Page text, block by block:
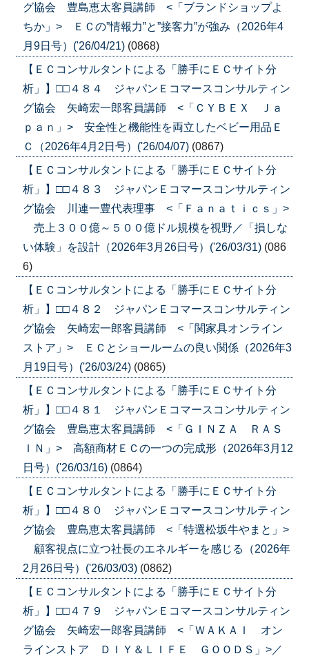
グ協会 豊島恵太客員講師 <「ブランドショップよ
ちか」> ＥＣの”情報力”と”接客力”が強み（2026年4
月9日号）('26/04/21) (0868)
【ＥＣコンサルタントによる「勝手にＥＣサイト分
析」】□□４８４ ジャパンＥコマースコンサルティン
グ協会 矢崎宏一郎客員講師 <「ＣＹＢＥＸ Ｊａ
ｐａｎ」> 安全性と機能性を両立したベビー用品Ｅ
Ｃ（2026年4月2日号）('26/04/07) (0867)
【ＥＣコンサルタントによる「勝手にＥＣサイト分
析」】□□４８３ ジャパンＥコマースコンサルティン
グ協会 川連一豊代表理事 <「Ｆａｎａｔｉｃｓ」>
売上３００億～５００億ドル規模を視野／「損しな
い体験」を設計（2026年3月26日号）('26/03/31) (086
6)
【ＥＣコンサルタントによる「勝手にＥＣサイト分
析」】□□４８２ ジャパンＥコマースコンサルティン
グ協会 矢崎宏一郎客員講師 <「関家具オンライン
ストア」> ＥＣとショールームの良い関係（2026年3
月19日号）('26/03/24) (0865)
【ＥＣコンサルタントによる「勝手にＥＣサイト分
析」】□□４８１ ジャパンＥコマースコンサルティン
グ協会 豊島恵太客員講師 <「ＧＩＮＺＡ ＲＡＳ
ＩＮ」> 高額商材ＥＣの一つの完成形（2026年3月12
日号）('26/03/16) (0864)
【ＥＣコンサルタントによる「勝手にＥＣサイト分
析」】□□４８０ ジャパンＥコマースコンサルティン
グ協会 豊島恵太客員講師 <「特選松坂牛やまと」>
顧客視点に立つ社長のエネルギーを感じる（2026年
2月26日号）('26/03/03) (0862)
【ＥＣコンサルタントによる「勝手にＥＣサイト分
析」】□□４７９ ジャパンＥコマースコンサルティン
グ協会 矢崎宏一郎客員講師 <「ＷＡＫＡＩ オン
ラインストア ＤＩＹ＆ＬＩＦＥ ＧＯＯＤＳ」>／